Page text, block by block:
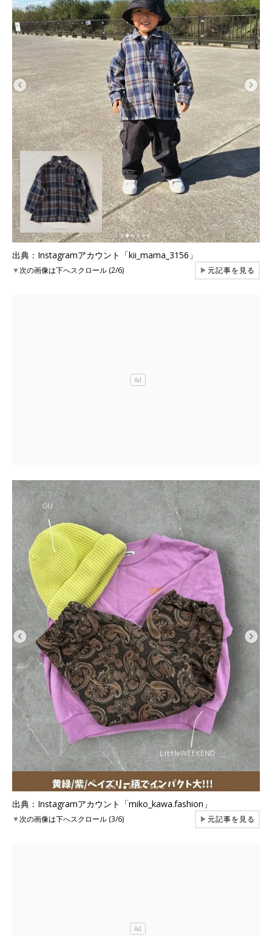
出典：Instagramアカウント「kii_mama_3156」
▼次の画像は下へスクロール (2/6) ▶元記事を見る
出典：Instagramアカウント「miko_kawa.fashion」
▼次の画像は下へスクロール (3/6) ▶元記事を見る